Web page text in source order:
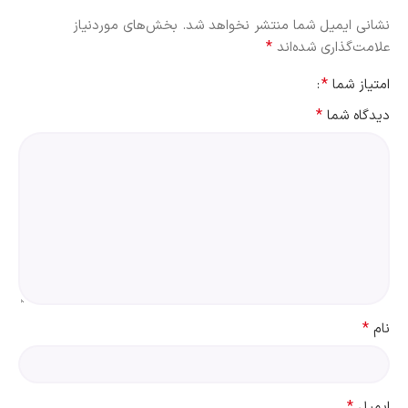
نشانی ایمیل شما منتشر نخواهد شد. بخش‌های موردنیاز
علامت‌گذاری شده‌اند *
امتیاز شما *
دیدگاه شما *
نام *